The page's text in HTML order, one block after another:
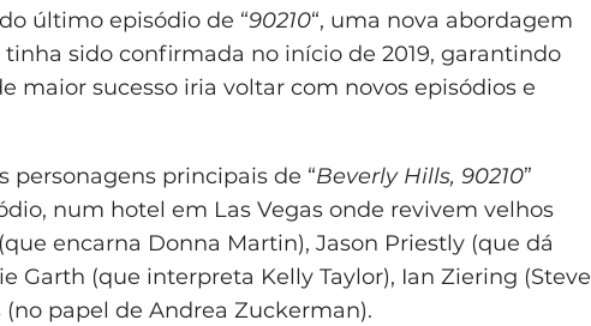
último episódio de “90210“, uma nova abordagem
sido confirmada no início de 2019, garantindo
maior sucesso iria voltar com novos episódios e
personagens principais de “Beverly Hills, 90210”
num hotel em Las Vegas onde revivem velhos
encarna Donna Martin), Jason Priestly (que dá
Garth (que interpreta Kelly Taylor), Ian Ziering (Steve
(no papel de Andrea Zuckerman).